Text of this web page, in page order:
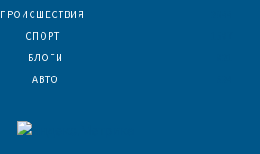
ПРОИСШЕСТВИЯ
СПОРТ
БЛОГИ
АВТО